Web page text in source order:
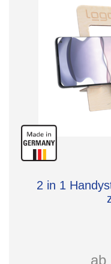
2 in 1
ab